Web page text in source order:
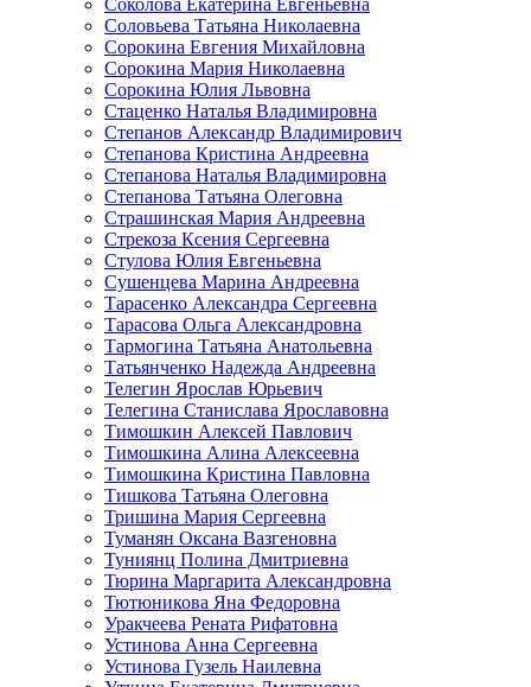
Соколова Екатерина Евгеньевна
Соловьева Татьяна Николаевна
Сорокина Евгения Михайловна
Сорокина Мария Николаевна
Сорокина Юлия Львовна
Стаценко Наталья Владимировна
Степанов Александр Владимирович
Степанова Кристина Андреевна
Степанова Наталья Владимировна
Степанова Татьяна Олеговна
Страшинская Мария Андреевна
Стрекоза Ксения Сергеевна
Стулова Юлия Евгеньевна
Сушенцева Марина Андреевна
Тарасенко Александра Сергеевна
Тарасова Ольга Александровна
Тармогина Татьяна Анатольевна
Татьянченко Надежда Андреевна
Телегин Ярослав Юрьевич
Телегина Станислава Ярославовна
Тимошкин Алексей Павлович
Тимошкина Алина Алексеевна
Тимошкина Кристина Павловна
Тишкова Татьяна Олеговна
Тришина Мария Сергеевна
Туманян Оксана Вазгеновна
Туниянц Полина Дмитриевна
Тюрина Маргарита Александровна
Тютюникова Яна Федоровна
Уракчеева Рената Рифатовна
Устинова Анна Сергеевна
Устинова Гузель Наилевна